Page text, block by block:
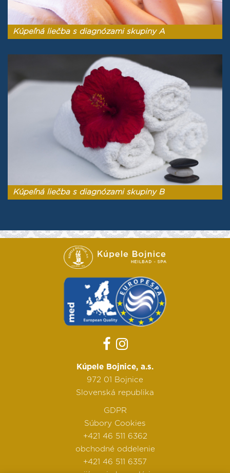
Kúpeľná liečba s diagnózami skupiny A
Kúpeľná liečba s diagnózami skupiny B
Kúpele Bojnice, a.s.
972 01 Bojnice
Slovenská republika
GDPR
Súbory Cookies
+421 46 511 6362
obchodné oddelenie
+421 46 511 6357